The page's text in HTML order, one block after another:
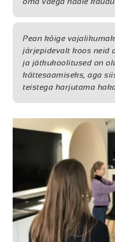
Pean kõige
järjepidevalt koos neid
ja jätkukoolitused on
kättesaamiseks, aga
teistega harjutama